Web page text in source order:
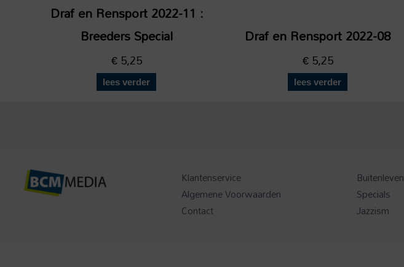
Draf en Rensport 2022-11 :
Breeders Special
€5,25
lees verder
Draf en Rensport 2022-08
€5,25
lees verder
Klantenservice
Algemene Voorwaarden
Contact
Buitenleven
Specials
Jazzism